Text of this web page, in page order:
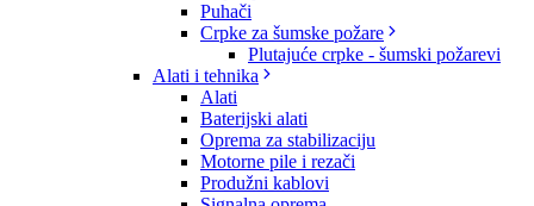
Puhači
Crpke za šumske požare
Plutajuće crpke - šumski požarevi
Alati i tehnika
Alati
Baterijski alati
Oprema za stabilizaciju
Motorne pile i rezači
Produžni kablovi